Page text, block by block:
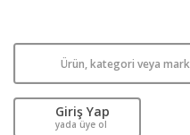
Giriş Yap
yada üye ol